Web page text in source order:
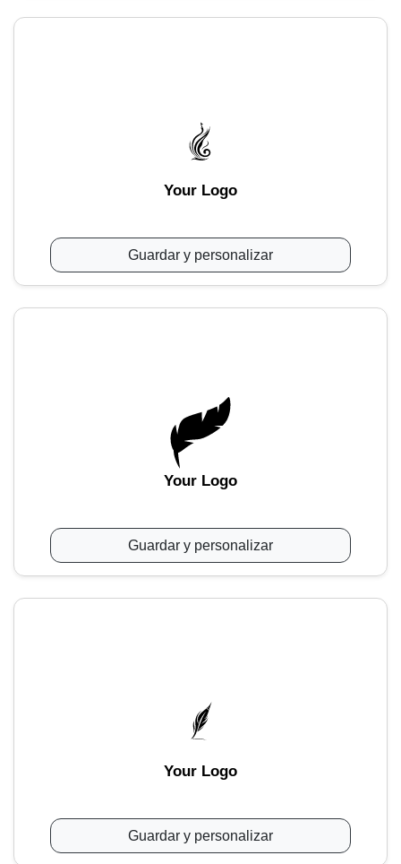
Your Logo
Guardar y personalizar
Your Logo
Guardar y personalizar
Your Logo
Guardar y personalizar